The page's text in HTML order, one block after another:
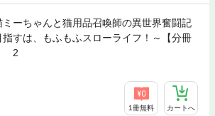
ミーちゃんと猫用品召喚師の異世界奮闘記
指すは、もふもふスローライフ！～【分冊
2
1冊無料 カートへ